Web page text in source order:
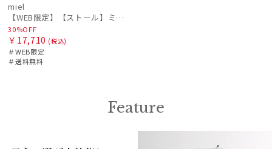
ミエル
PAUL&JOE ACCESSOIRES
miel
【WEB限定】【ストール】ミエル(miel) カシミヤ100％ チェック ストール レディース メンズ ウォッシャブル 洗えるカシミヤ
30%OFF
￥17,710 (税込)
＃WEB限定
＃送料無料
Feature